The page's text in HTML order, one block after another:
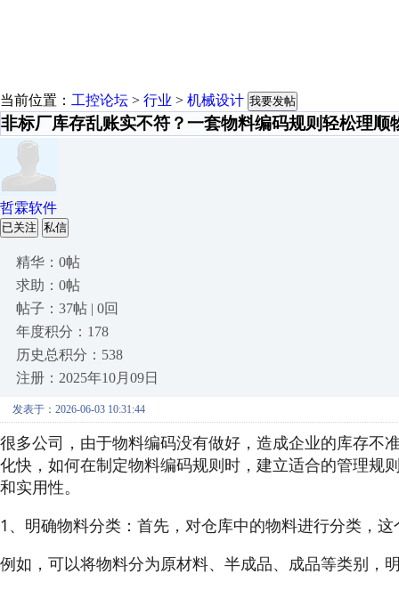
当前位置： 工控论坛 > 行业 > 机械设计 我要发帖
非标厂库存乱账实不符？一套物料编码规则轻松理顺
哲霖软件
已关注 私信
精华：0帖
求助：0帖
帖子：37帖 | 0回
年度积分：178
历史总积分：538
注册：2025年10月09日
发表于：2026-06-03 10:31:44
很多公司，由于物料编码没有做好，造成企业的库存不
化快，如何在制定物料编码规则时，建立适合的管理规
和实用性。
1、明确物料分类：首先，对仓库中的物料进行分类，
例如，可以将物料分为原材料、半成品、成品等类别，